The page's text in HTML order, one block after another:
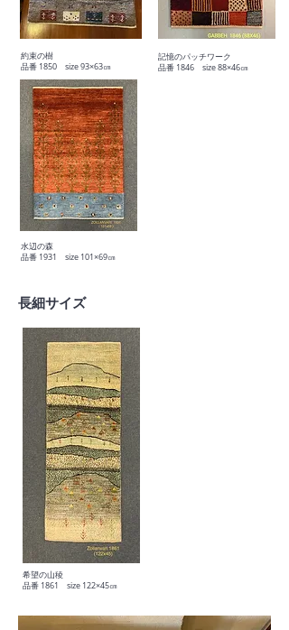
記憶のパッチワーク
​品番 1846 size 88×46㎝
​約束の樹
​品番 1850 size 93×63㎝
​水辺の森
​品番 1931 size 101×69㎝
長細サイズ
希望の山稜
​品番 1861 size 122×45㎝